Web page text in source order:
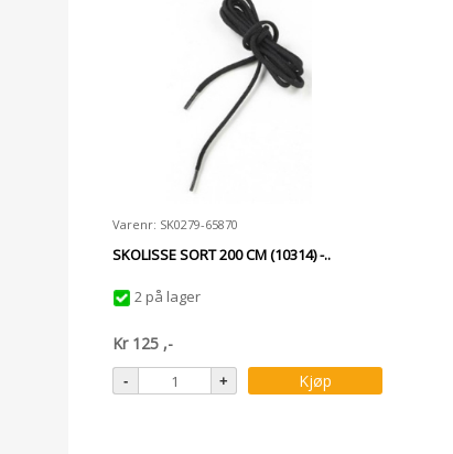
Varenr: SK0279-65870
SKOLISSE SORT 200 CM (10314) -..
2 på lager
Kr 125 ,-
Kjøp